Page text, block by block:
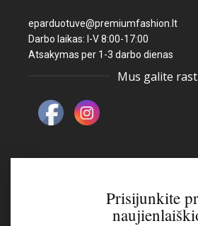
eparduotuve@premiumfashion.lt
Darbo laikas: I-V 8:00-17:00
Atsakymas per 1-3 darbo dienas
Mus galite
Naujienlaiškis
Prisijunkite